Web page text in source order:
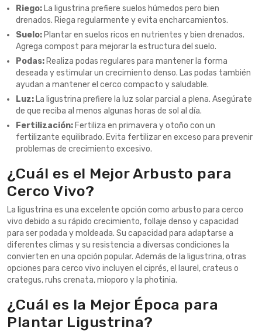
Riego: La ligustrina prefiere suelos húmedos pero bien
drenados. Riega regularmente y evita encharcamientos.
Suelo: Plantar en suelos ricos en nutrientes y bien drenados.
Agrega compost para mejorar la estructura del suelo.
Podas: Realiza podas regulares para mantener la forma
deseada y estimular un crecimiento denso. Las podas también
ayudan a mantener el cerco compacto y saludable.
Luz: La ligustrina prefiere la luz solar parcial a plena. Asegúrate
de que reciba al menos algunas horas de sol al día.
Fertilización: Fertiliza en primavera y otoño con un
fertilizante equilibrado. Evita fertilizar en exceso para prevenir
problemas de crecimiento excesivo.
¿Cuál es el Mejor Arbusto para
Cerco Vivo?
La ligustrina es una excelente opción como arbusto para cerco
vivo debido a su rápido crecimiento, follaje denso y capacidad
para ser podada y moldeada. Su capacidad para adaptarse a
diferentes climas y su resistencia a diversas condiciones la
convierten en una opción popular. Además de la ligustrina, otras
opciones para cerco vivo incluyen el ciprés, el laurel, crateus o
crategus, ruhs crenata, mioporo y la photinia.
¿Cuál es la Mejor Época para
Plantar Ligustrina?